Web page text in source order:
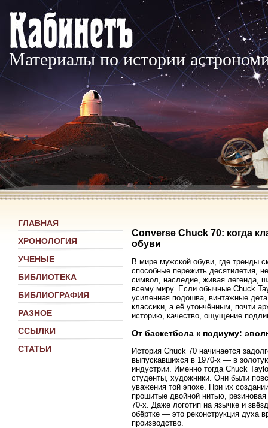
Материалы по истории
ГЛАВНАЯ
ХРОНОЛОГИЯ
УЧЕНЫЕ
БИБЛИОТЕКА
БИБЛИОГРАФИЯ
РАЗНОЕ
ССЫЛКИ
СТАТЬИ
Converse Chuck 70: когда
обуви
В мире мужской обуви, где тренды
способные пережить десятилетия,
символ, наследие, живая легенда,
всему миру. Если обычные Chuck
усиленная подошва, винтажные
классики, а её утончённым, почти
историю, качество, ощущение
От баскетбола к подиуму:
История Chuck 70 начинается
выпускавшихся в 1970-х — в
индустрии. Именно тогда Chuck
студенты, художники. Они были
уважения той эпохе. При их
прошитые двойной нитью,
70-х. Даже логотип на язычке и
обёртке — это реконструкция духа
производство.